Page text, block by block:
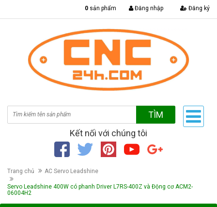
0 sản phẩm Đăng nhập Đăng ký
TÌM
Kết nối với chúng tôi
Trang chủ AC Servo Leadshine
Servo Leadshine 400W có phanh Driver L7RS-400Z và Động cơ ACM2-
06004H2